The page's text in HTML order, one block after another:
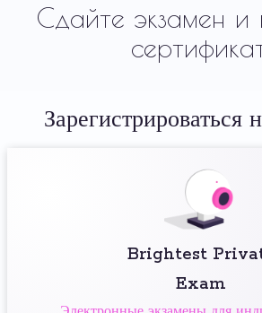
Сдайте экзамен и
Зарегистрироваться
Brightest
Exam